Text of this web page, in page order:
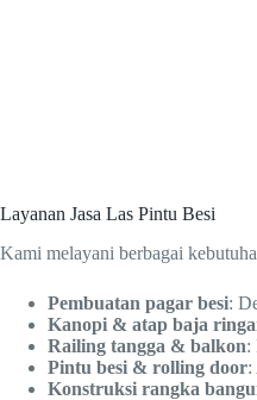
Layanan Jasa Las Pintu Besi
Kami melayani berbagai
Pembuatan pagar besi:
Kanopi & atap baja
Railing tangga & balkon:
Pintu besi & rolling door:
Konstruksi rangka